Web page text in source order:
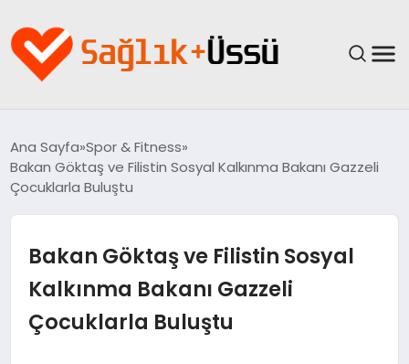
YAŞAM
SPOR & FITNESS
Ana Sayfa Spor & Fitness
Bakan Göktaş ve Filistin Sosyal Kalkınma Bakanı Gazzeli
Çocuklarla Buluştu
Bakan Göktaş ve Filistin Sosyal
Kalkınma Bakanı Gazzeli
Çocuklarla Buluştu